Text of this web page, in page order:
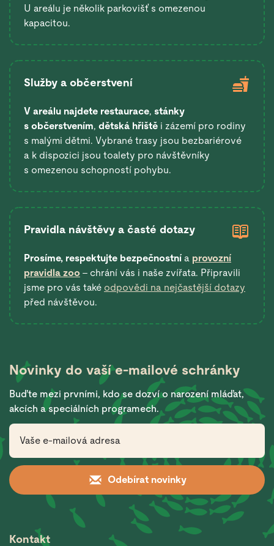
U areálu je několik parkovišť s omezenou
kapacitou.
Služby a občerstvení
V areálu najdete restaurace, stánky
s občerstvením, dětská hřiště i zázemí pro rodiny
s malými dětmi. Vybrané trasy jsou bezbariérové
a k dispozici jsou toalety pro návštěvníky
s omezenou schopností pohybu.
Pravidla návštěvy a časté dotazy
Prosíme, respektujte bezpečnostní a provozní
pravidla zoo – chrání vás i naše zvířata. Připravili
jsme pro vás také odpovědi na nejčastější dotazy
před návštěvou.
Novinky do vašíe-mailové schránky
Buďte mezi prvními, kdo se dozví o narození mláďat,
akcích a speciálních programech.
Odebírat novinky
Kontakt